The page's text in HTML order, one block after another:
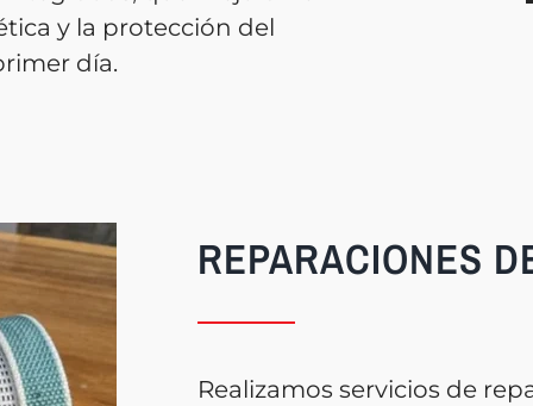
y la protección del
día.
REPARACIONES
Realizamos servicios de